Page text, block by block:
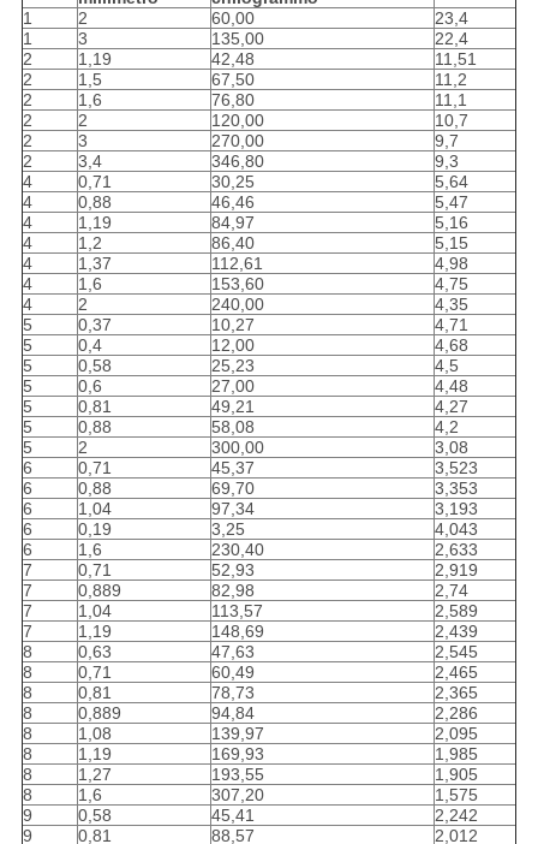
1 2 60,00
23,4
1
3 135,00
22,4
2
1,19 42,48
11,51
2
1,5 67,50
11,2
2
1,6 76,80
11,1
2
2 120,00
10,7
2
3 270,00
9,7
2
3,4 346,80
9,3
4
0,71 30,25
5,64
4
0,88 46,46
5,47
4
1,19 84,97
5,16
4
1,2 86,40
5,15
4
1,37 112,61
4,98
4
1,6 153,60
4,75
4
2 240,00
4,35
5
0,37 10,27
4,71
5
0,4 12,00
4,68
5
0,58 25,23
4,5
5
0,6 27,00
4,48
5
0,81 49,21
4,27
5
0,88 58,08
4,2
5
2 300,00
3,08
6
0,71 45,37
3,523
6
0,88 69,70
3,353
6
1,04 97,34
3,193
6
0,19 3,25
4,043
6
1,6 230,40
2,633
7
0,71 52,93
2,919
7
0,889 82,98
2,74
7
1,04 113,57
2,589
7
1,19 148,69
2,439
8
0,63 47,63
2,545
8
0,71 60,49
2,465
8
0,81 78,73
2,365
8
0,889 94,84
2,286
8
1,08 139,97
2,095
8
1,19 169,93
1,985
8
1,27 193,55
1,905
8
1,6 307,20
1,575
9
0,58 45,41
2,242
9
0,81 88,57 2,012